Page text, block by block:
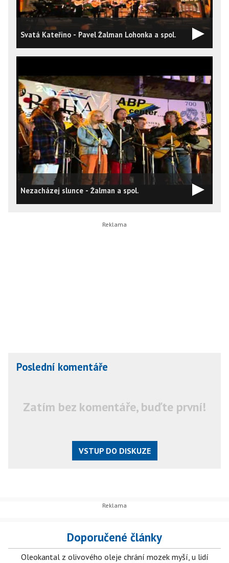
Svatá Kateřino - Pavel Žalman Lohonka a spol.
Nezacházej slunce - Žalman a spol.
Poslední komentáře
Zatím bez komentáře, buďte první!
VSTUP DO DISKUZE
Doporučené články
Oleokantal z olivového oleje chrání mozek myší, u lidí